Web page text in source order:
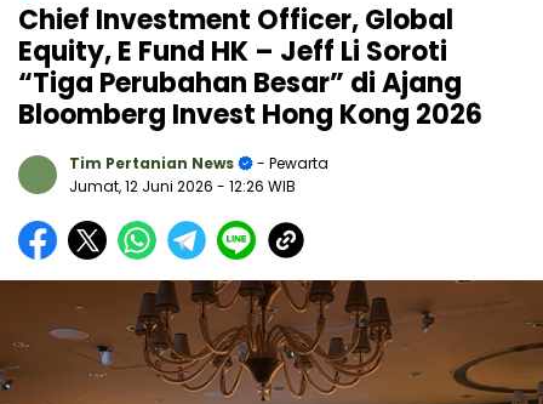
Chief Investment Officer, Global
Equity, E Fund HK – Jeff Li Soroti
“Tiga Perubahan Besar” di Ajang
Bloomberg Invest Hong Kong 2026
Tim Pertanian News
- Pewarta
Jumat, 12 Juni 2026 - 12:26 WIB